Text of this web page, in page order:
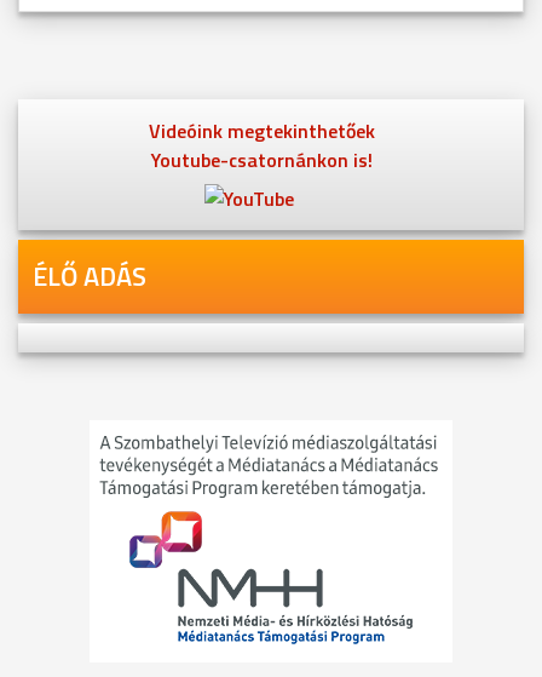
Videóink megtekinthetőek
Youtube-csatornánkon is!
ÉLŐ ADÁS